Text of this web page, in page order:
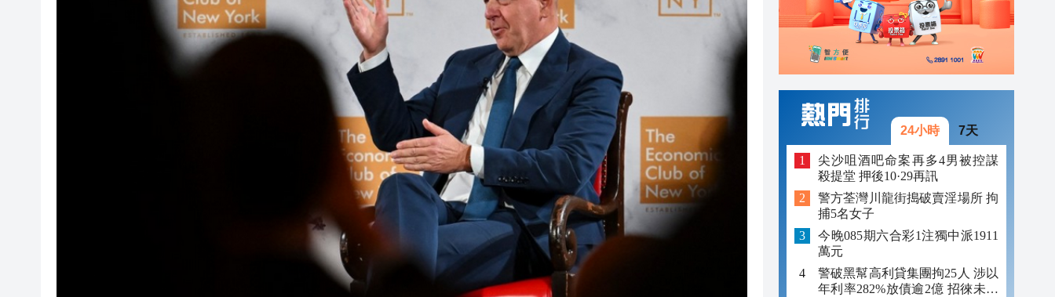
有片丨清淡不等於吃素！ 清淡飲食正在毀掉很多老人的晚年健康
23:00
24小時 7天
尖沙咀酒吧命案再多4男被控謀
殺提堂 押後10·29再訊
警方荃灣川龍街搗破賣淫場所 拘
捕5名女子
今晚085期六合彩1注獨中派1911
萬元
警破黑幫高利貸集團拘25人 涉以
年利率282%放債逾2億 招徠未成